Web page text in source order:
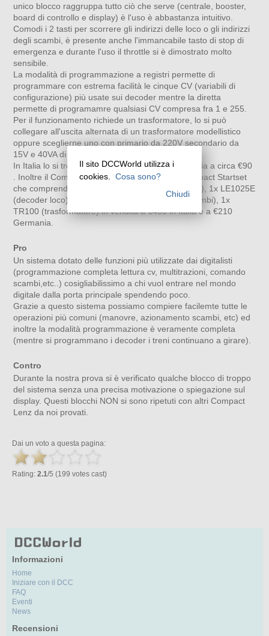
unico blocco raggruppa tutto ciò che serve (centrale, booster,
board di controllo e display) è l'uso è abbastanza intuitivo.
Comodi i 2 tasti per scorrere gli indirizzi delle loco o gli indirizzi
degli scambi, è presente anche l'immancabile tasto di stop di
emergenza e durante l'uso il throttle si è dimostrato molto
sensibile.
La modalità di programmazione a registri permette di
programmare con estrema facilità le cinque CV (variabili di
configurazione) più usate sui decoder mentre la diretta
permette di programamre qualsiasi CV compresa fra 1 e 255.
Per il funzionamento richiede un trasformatore, lo si può
collegare all'uscita alternata di un trasformatore modellistico
oppure sceglierne uno con primario da 220V secondario da
15V e 40VA di potenza.
In Italia lo si trova a circa €160 mentre in Germania a circa €90
. Inoltre il Compact è incluso nel Digital plus Compact Startset
che comprende anche 1x LE1025A (decoder loco), 1x LE1025E
(decoder loco), 1x LS110 (decoder accessori/scambi), 1x
TR100 (trasformatore) in vendita a €400 in Italia e a €210
Germania.
Pro
Un sistema dotato delle funzioni più utilizzate dai digitalisti
(programmazione completa lettura cv, multitrazioni, comando
scambi,etc..) cosigliabilissimo a chi vuol entrare nel mondo
digitale dalla porta principale spendendo poco.
Grazie a questo sistema possiamo compiere facilemte tutte le
operazioni più comuni (manovre, azionamento scambi, etc) ed
inoltre la modalità programmazione è veramente completa
(mentre si programmano i decoder i treni continuano a girare).
Contro
Durante la nostra prova si è verificato qualche blocco di troppo
del sistema senza una precisa motivazione o spiegazione sul
display. Questi blocchi NON si sono ripetuti con altri Compact
Lenz da noi provati.
Dai un voto a questa pagina:
Rating: 2.1/5 (199 votes cast)
Informazioni
Home
Iniziare con il DCC
FAQ
Eventi
News
Recensioni
Il sito DCCWorld utilizza i
cookies.
Cosa sono?
Chiudi